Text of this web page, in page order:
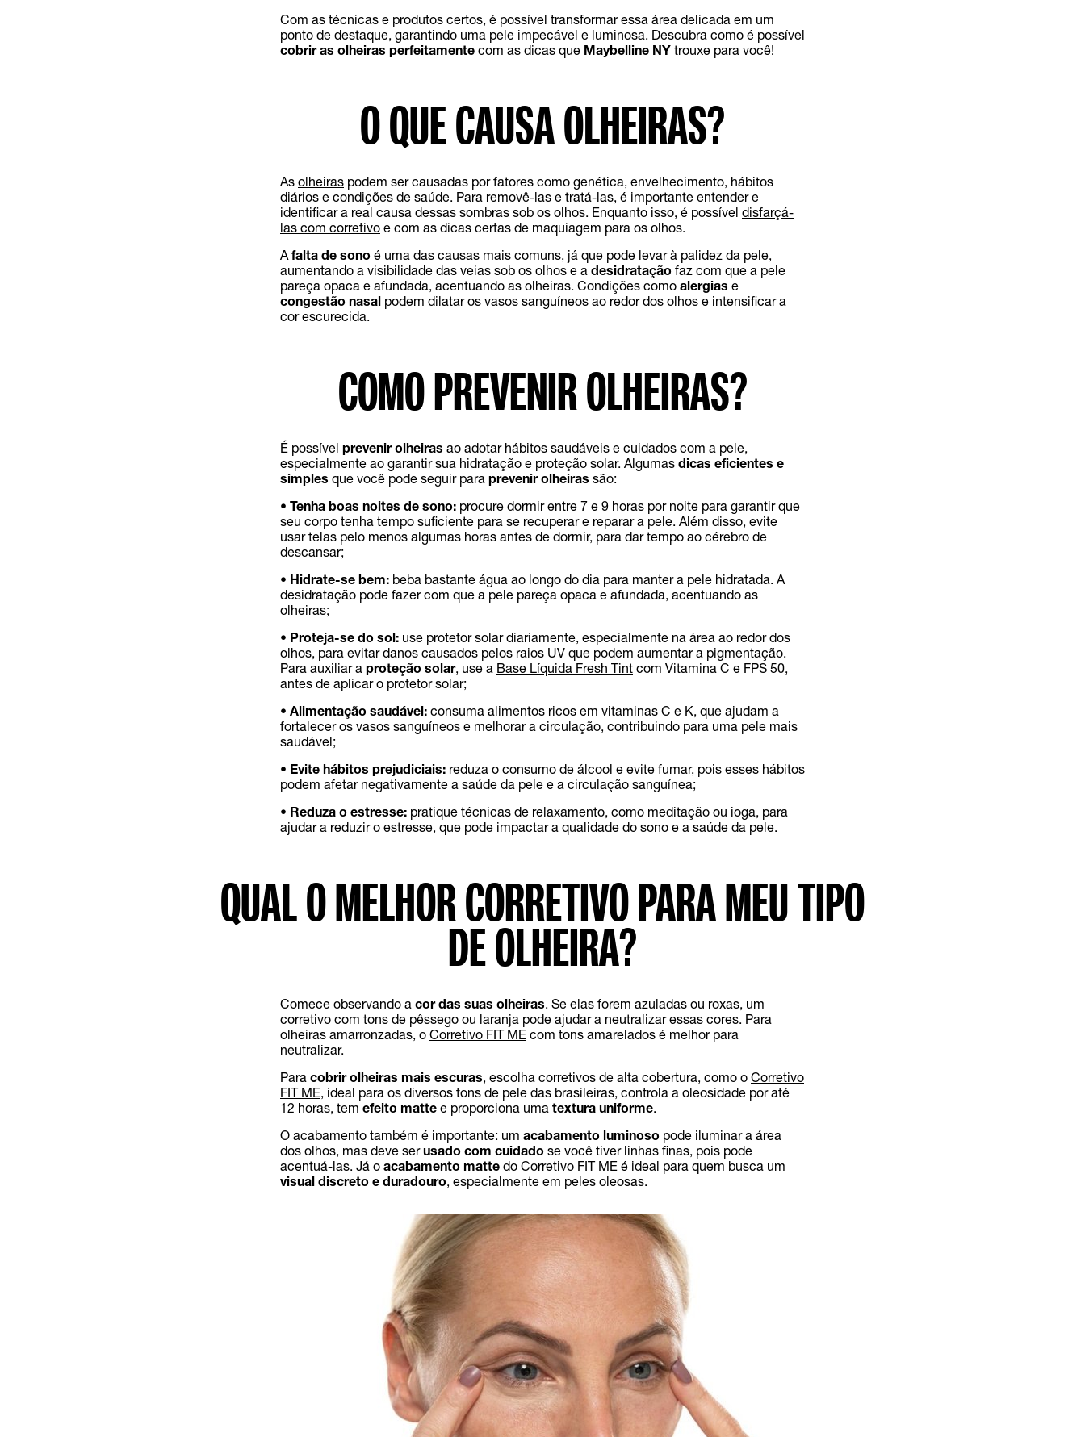
Com as técnicas e produtos certos, é possível transformar essa área delicada em um
ponto de destaque, garantindo uma pele impecável e luminosa. Descubra como é possível
cobrir as olheiras perfeitamente com as dicas que Maybelline NY trouxe para você!
O QUE CAUSA OLHEIRAS?
As olheiras podem ser causadas por fatores como genética, envelhecimento, hábitos
diários e condições de saúde. Para removê-las e tratá-las, é importante entender e
identificar a real causa dessas sombras sob os olhos. Enquanto isso, é possível disfarçá-
las com corretivo e com as dicas certas de maquiagem para os olhos.
A falta de sono é uma das causas mais comuns, já que pode levar à palidez da pele,
aumentando a visibilidade das veias sob os olhos e a desidratação faz com que a pele
pareça opaca e afundada, acentuando as olheiras. Condições como alergias e
congestão nasal podem dilatar os vasos sanguíneos ao redor dos olhos e intensificar a
cor escurecida.
COMO PREVENIR OLHEIRAS?
É possível prevenir olheiras ao adotar hábitos saudáveis e cuidados com a pele,
especialmente ao garantir sua hidratação e proteção solar. Algumas dicas eficientes e
simples que você pode seguir para prevenir olheiras são:
• Tenha boas noites de sono: procure dormir entre 7 e 9 horas por noite para garantir que
seu corpo tenha tempo suficiente para se recuperar e reparar a pele. Além disso, evite
usar telas pelo menos algumas horas antes de dormir, para dar tempo ao cérebro de
descansar;
• Hidrate-se bem: beba bastante água ao longo do dia para manter a pele hidratada. A
desidratação pode fazer com que a pele pareça opaca e afundada, acentuando as
olheiras;
• Proteja-se do sol: use protetor solar diariamente, especialmente na área ao redor dos
olhos, para evitar danos causados pelos raios UV que podem aumentar a pigmentação.
Para auxiliar a proteção solar, use a Base Líquida Fresh Tint com Vitamina C e FPS 50,
antes de aplicar o protetor solar;
• Alimentação saudável: consuma alimentos ricos em vitaminas C e K, que ajudam a
fortalecer os vasos sanguíneos e melhorar a circulação, contribuindo para uma pele mais
saudável;
• Evite hábitos prejudiciais: reduza o consumo de álcool e evite fumar, pois esses hábitos
podem afetar negativamente a saúde da pele e a circulação sanguínea;
• Reduza o estresse: pratique técnicas de relaxamento, como meditação ou ioga, para
ajudar a reduzir o estresse, que pode impactar a qualidade do sono e a saúde da pele.
QUAL O MELHOR CORRETIVO PARA MEU TIPO
DE OLHEIRA?
Comece observando a cor das suas olheiras. Se elas forem azuladas ou roxas, um
corretivo com tons de pêssego ou laranja pode ajudar a neutralizar essas cores. Para
olheiras amarronzadas, o Corretivo FIT ME com tons amarelados é melhor para
neutralizar.
Para cobrir olheiras mais escuras, escolha corretivos de alta cobertura, como o Corretivo
FIT ME, ideal para os diversos tons de pele das brasileiras, controla a oleosidade por até
12 horas, tem efeito matte e proporciona uma textura uniforme.
O acabamento também é importante: um acabamento luminoso pode iluminar a área
dos olhos, mas deve serusado com cuidado se você tiver linhas finas, pois pode
acentuá-las. Já o acabamento matte do Corretivo FIT ME é ideal para quem busca um
visual discreto e duradouro, especialmente em peles oleosas.